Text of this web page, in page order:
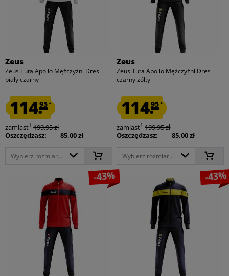
Zeus
Zeus Tuta Apollo Mężczyźni Dres
biały czarny
114.95*
zamiast1 199,95 zł
Oszczędzasz:
85,00 zł
Wybierz rozmiar...
Zeus
Zeus Tuta Apollo Mężczyźni Dres
czarny żółty
114.95*
zamiast1 199,95 zł
Oszczędzasz:
85,00 zł
Wybierz rozmiar...
-43% -43%